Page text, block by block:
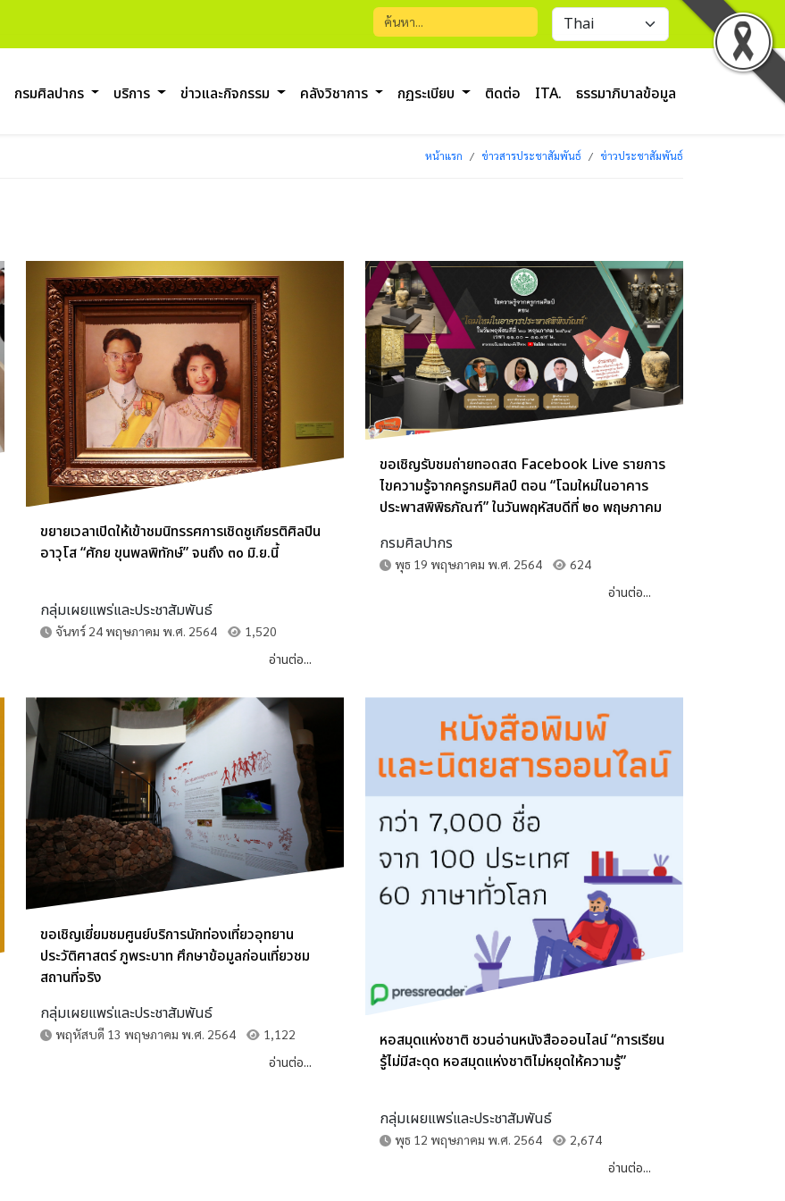
กรมศิลปากร บริการ ข่าวและกิจกรรม คลังวิชาการ กฏระเบียบ ติดต่อ ITA. ธรรมาภิบาลข้อมูล
หน้าแรก ข่าวสารประชาสัมพันธ์ ข่าวประชาสัมพันธ์
ขยายเวลาเปิดให้เข้าชมนิทรรศการเชิดชูเกียรติศิลปิน
อาวุโส “ศักย ขุนพลพิทักษ์” จนถึง ๓๐ มิ.ย.นี้
กลุ่มเผยแพร่และประชาสัมพันธ์
จันทร์ 24 พฤษภาคม พ.ศ. 2564 1,520
อ่านต่อ...
ขอเชิญรับชมถ่ายทอดสด Facebook Live รายการ
ไขความรู้จากครูกรมศิลป์ ตอน “โฉมใหม่ในอาคาร
ประพาสพิพิธภัณฑ์” ในวันพฤหัสบดีที่ ๒๐ พฤษภาคม
กรมศิลปากร
พุธ 19 พฤษภาคม พ.ศ. 2564 624
อ่านต่อ...
ขอเชิญเยี่ยมชมศูนย์บริการนักท่องเที่ยวอุทยาน
ประวัติศาสตร์ ภูพระบาท ศึกษาข้อมูลก่อนเที่ยวชม
สถานที่จริง
กลุ่มเผยแพร่และประชาสัมพันธ์
พฤหัสบดี 13 พฤษภาคม พ.ศ. 2564 1,122
อ่านต่อ...
หอสมุดแห่งชาติ ชวนอ่านหนังสือออนไลน์ “การเรียน
รู้ไม่มีสะดุด หอสมุดแห่งชาติไม่หยุดให้ความรู้”
กลุ่มเผยแพร่และประชาสัมพันธ์
พุธ 12 พฤษภาคม พ.ศ. 2564 2,674
อ่านต่อ...